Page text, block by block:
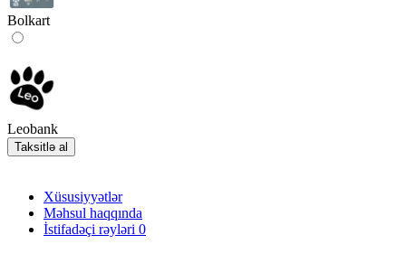
Bolkart
Leobank
Taksitlə al
Xüsusiyyətlər
Məhsul haqqında
İstifadəçi rəyləri 0